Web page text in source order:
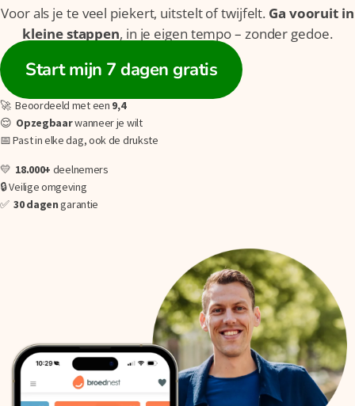
Voor als je te veel piekert, uitstelt of twijfelt. Ga vooruit in
kleine stappen, in je eigen tempo – zonder gedoe.
Start mijn 7 dagen gratis
🚀 Beoordeeld met een 9,4
😌 Opzegbaarwanneer je wilt
📅 Past in elke dag, ook de drukste
💛 18.000+ deelnemers
🔒 Veilige omgeving
✅30 dagengarantie